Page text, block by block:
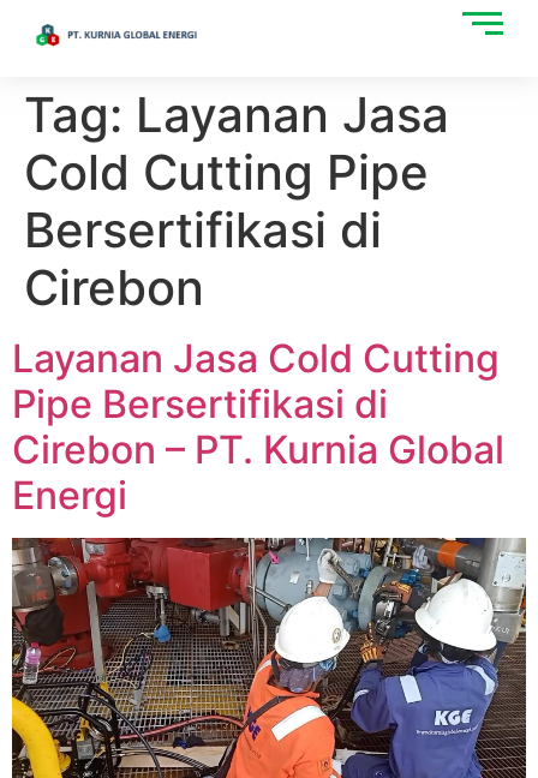
Tag: Layanan Jasa
Cold Cutting Pipe
Bersertifikasi di
Cirebon
Layanan Jasa Cold Cutting
Pipe Bersertifikasi di
Cirebon – PT. Kurnia Global
Energi